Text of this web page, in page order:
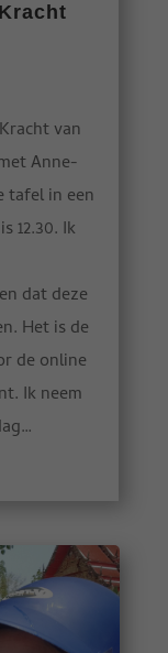
van
Anne-
tafel in een
12.30. Ik
dat deze
Het is de
de online
Ik neem